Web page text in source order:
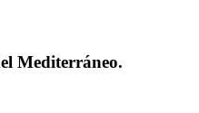
Mediterráneo.